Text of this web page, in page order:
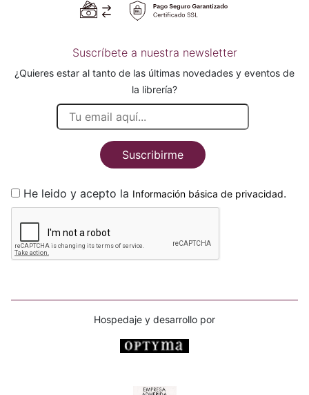
Suscríbete a nuestra newsletter
¿Quieres estar al tanto de las últimas novedades y eventos de
la librería?
Suscribirme
He leido y acepto la Información básica de privacidad.
Hospedaje y desarrollo por